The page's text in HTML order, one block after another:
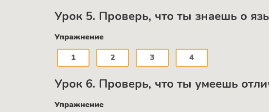
Урок 5. Проверь, что ты знаешь о
Упражнение
1
2 3 4
Урок 6. Проверь, что ты умеешь
Упражнение